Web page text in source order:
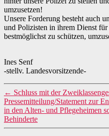
umzusetzen!
Unsere Forderung besteht auch
und Polizisten in ihrem Dienst
bestmöglichst zu schützen,
Ines Senf
-stellv. Landesvorsitzende-
← Schluss mit der
Pressemitteilung/Statement zur
in den Alten- und Pflegeheimen
Behinderte